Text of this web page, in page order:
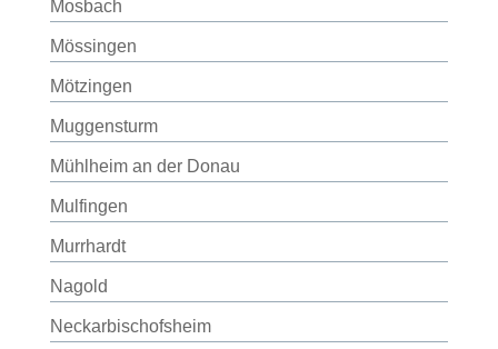
Mosbach
Mössingen
Mötzingen
Muggensturm
Mühlheim an der Donau
Mulfingen
Murrhardt
Nagold
Neckarbischofsheim